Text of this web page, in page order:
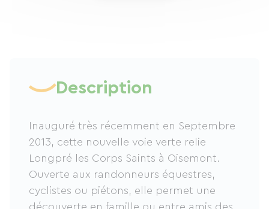
Description
Inauguré très récemment en Septembre
2013, cette nouvelle voie verte relie
Longpré les Corps Saints à Oisemont.
Ouverte aux randonneurs équestres,
cyclistes ou piétons, elle permet une
découverte en famille ou entre amis des